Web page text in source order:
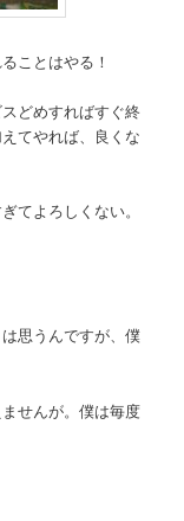
ことはやる！
どめすればすぐ終
てやれば、良くな
てよろしくない。
思うんですが、僕
せんが。僕は毎度